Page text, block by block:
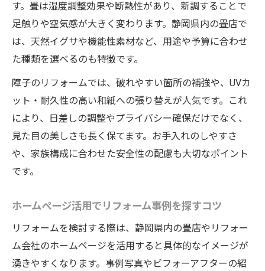
す。畳は湿度調整効果や断熱性があり、新調することで
足触りや空気感が大きく変わります。静岡県内の畳店で
は、天然イグサや機能性素材など、用途や予算に合わせ
た種類を選べるのも特徴です。
障子のリフォームでは、破れやすい箇所の補強や、UVカ
ット・耐久性の高い和紙への張り替えが人気です。これ
により、日差しの調整やプライバシー確保だけでなく、
見た目の美しさも長く保てます。お手入れのしやすさ
や、家族構成に合わせた安全性の配慮も大切なポイント
です。
ホームページ活用でリフォーム事例を探すコツ
リフォームを検討する際は、静岡県内の畳店やリフォー
ム会社のホームページを活用すると具体的なイメージが
湧きやすくなります。事例写真やビフォーアフターの紹